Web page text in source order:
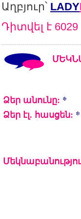
Աղբյուր՝ LADY
Դիտվել է
Ձեր անունը: *
Ձեր էլ. հասցեն: *